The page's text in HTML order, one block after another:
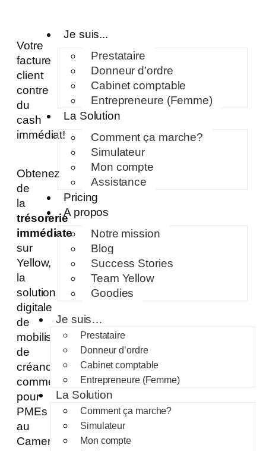
Je suis...
Prestataire
Donneur d’ordre
Cabinet comptable
Entrepreneure (Femme)
La Solution
Comment ça marche?
Simulateur
Mon compte
Assistance
Pricing
A propos
Notre mission
Blog
Success Stories
Team Yellow
Goodies
Je suis…
Prestataire
Donneur d’ordre
Cabinet comptable
Entrepreneure (Femme)
La Solution
Comment ça marche?
Simulateur
Mon compte
Votre
facture
client
contre
du
cash
immédiat!
Obtenez
de
la
trésorerie
immédiate
sur
Yellow,
la
solution
digitale
de
mobilisation
de
créances
commerciales
pour
PMEs
au
Cameroun